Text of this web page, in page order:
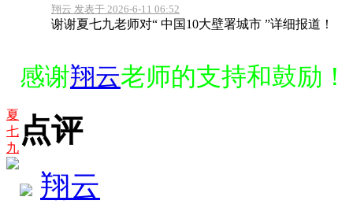
夏
七
九
翔云 发表于 2026-6-11 06:52
谢谢夏七九老师对“ 中国10大壁署城市 ”详细报道！
感谢翔云老师的支持和鼓励！
点评
翔云